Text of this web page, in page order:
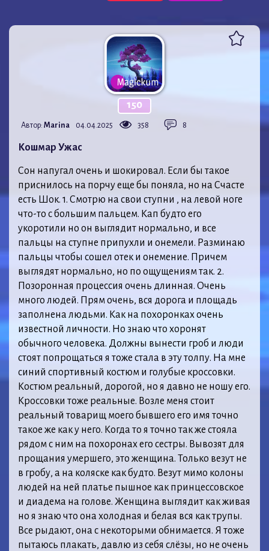
150
Автор: Marina 04.04.2025 358 8
Кошмар Ужас
Сон напугал очень и шокировал. Если бы такое
приснилось на порчу еще бы поняла, но на Счасте
есть Шок. 1. Смотрю на свои ступни , на левой ноге
что-то с большим пальцем. Кап будто его
укоротили но он выглядит нормально, и все
пальцы на ступне припухли и онемели. Разминаю
пальцы чтобы сошел отек и онемение. Причем
выглядят нормально, но по ощущениям так. 2.
Позоронная процессия очень длинная. Очень
много людей. Прям очень, вся дорога и площадь
заполнена людьми. Как на похоронках очень
известной личности. Но знаю что хоронят
обычного человека. Должны вынести гроб и люди
стоят попрощаться я тоже стала в эту толпу. На мне
синий спортивный костюм и голубые кроссовки.
Костюм реальный, дорогой, но я давно не ношу его.
Кроссовки тоже реальные. Возле меня стоит
реальный товарищ моего бывшего его имя точно
такое же как у него. Когда то я точно так же стояла
рядом с ним на похоронах его сестры. Вывозят для
прощания умершего, это женщина. Только везут не
в гробу, а на коляске как будто. Везут мимо колоны
людей на ней платье пышное как принцессовское
и диадема на голове. Женщина выглядит как живая
но я знаю что она холодная и белая вся как трупы.
Все рыдают, она с некоторыми обнимается. Я тоже
пытаюсь плакать, давлю из себя слёзы, но не очень